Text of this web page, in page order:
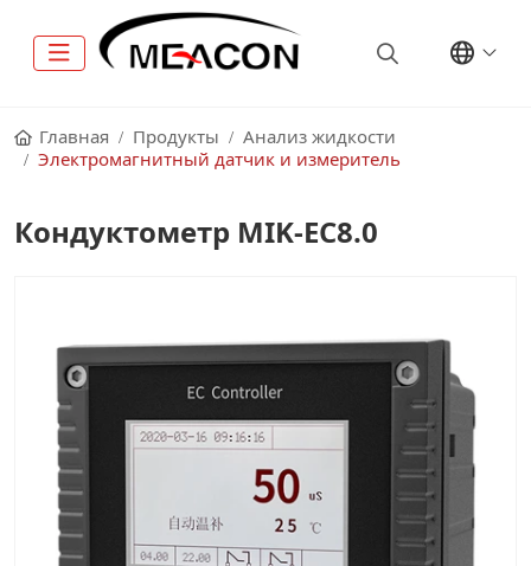
Главная Продукты
Анализ жидкости
Электромагнитный датчик и измеритель
Кондуктометр MIK-EC8.0